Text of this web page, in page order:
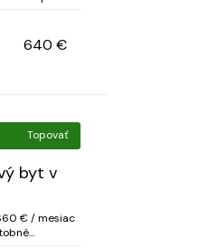
640 €
Topovať
byt v
€ / mesiac